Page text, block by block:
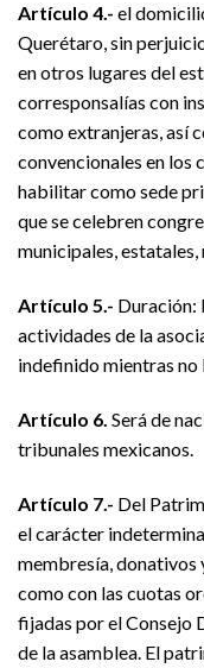
Artículo 4.- el
Querétaro, sin
en otros lugares del
corresponsalías con
como extranjeras, así
convencionales en los
habilitar como sede
que se celebren
municipales,
Artículo 5.- Duración:
actividades de la
indefinido mientras no
Artículo 6. Será de
tribunales mexicanos.
Artículo 7.- Del
el carácter
membresía, donativos
como con las cuotas
fijadas por el Consejo
de la asamblea. El